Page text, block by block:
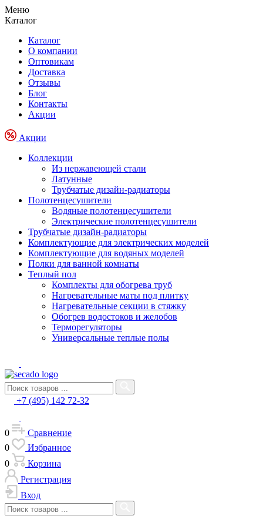
Меню
Каталог
Каталог
О компании
Оптовикам
Доставка
Отзывы
Блог
Контакты
Акции
Акции
Коллекции
Из нержавеющей стали
Латунные
Трубчатые дизайн-радиаторы
Полотенцесушители
Водяные полотенцесушители
Электрические полотенцесушители
Трубчатые дизайн-радиаторы
Комплектующие для электрических моделей
Комплектующие для водяных моделей
Полки для ванной комнаты
Теплый пол
Комплекты для обогрева труб
Нагревательные маты под плитку
Нагревательные секции в стяжку
Обогрев водостоков и желобов
Терморегуляторы
Универсальные теплые полы
+7 (495) 142 72-32
0
Сравнение
0
Избранное
0
Корзина
Регистрация
Вход